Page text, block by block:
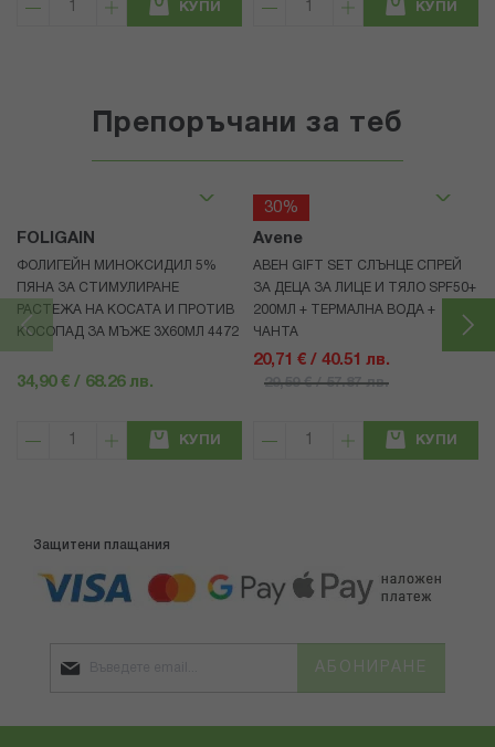
КУПИ КУПИ
Препоръчани за теб
FOLIGAIN
ФОЛИГЕЙН МИНОКСИДИЛ 5%
ПЯНА ЗА СТИМУЛИРАНЕ
РАСТЕЖА НА КОСАТА И ПРОТИВ
КОСОПАД ЗА МЪЖЕ 3X60МЛ 4472
34,90 € / 68.26 лв.
КУПИ
30%
Avene
АВЕН GIFT SET СЛЪНЦЕ СПРЕЙ
ЗА ДЕЦА ЗА ЛИЦЕ И ТЯЛО SPF50+
200МЛ + ТЕРМАЛНА ВОДА +
ЧАНТА
20,71 € / 40.51 лв.
29,59 € / 57.87 лв.
КУПИ
Защитени плащания
АБОНИРАНЕ